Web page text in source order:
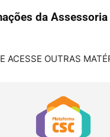
da
E ACESSE OUTRAS